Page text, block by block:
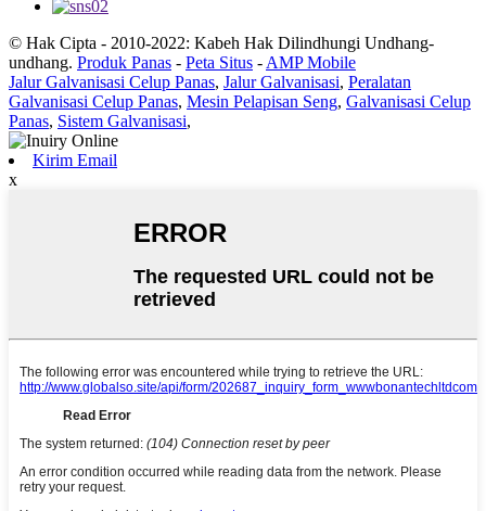
© Hak Cipta - 2010-2022: Kabeh Hak Dilindhungi Undhang-
undhang. Produk Panas - Peta Situs - AMP Mobile
Jalur Galvanisasi Celup Panas, Jalur Galvanisasi, Peralatan
Galvanisasi Celup Panas, Mesin Pelapisan Seng, Galvanisasi Celup
Panas, Sistem Galvanisasi,
Kirim Email
x